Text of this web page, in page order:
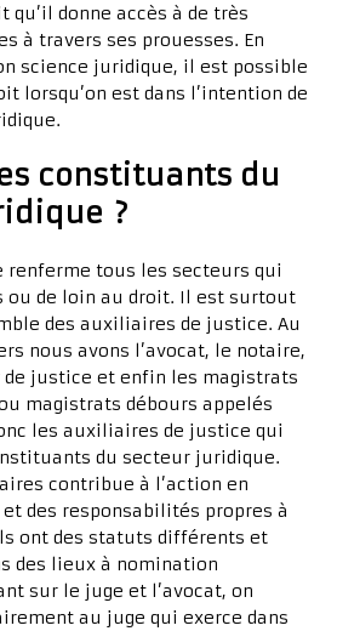
qu’il donne accès à de très
à travers ses prouesses. En
science juridique, il est possible
lorsqu’on est dans l’intention de
constituants du
?
renferme tous les secteurs qui
ou de loin au droit. Il est surtout
des auxiliaires de justice. Au
nous avons l’avocat, le notaire,
de justice et enfin les magistrats
magistrats débours appelés
les auxiliaires de justice qui
du secteur juridique.
contribue à l’action en
des responsabilités propres à
ont des statuts différents et
des lieux à nomination
sur le juge et l’avocat, on
au juge qui exerce dans